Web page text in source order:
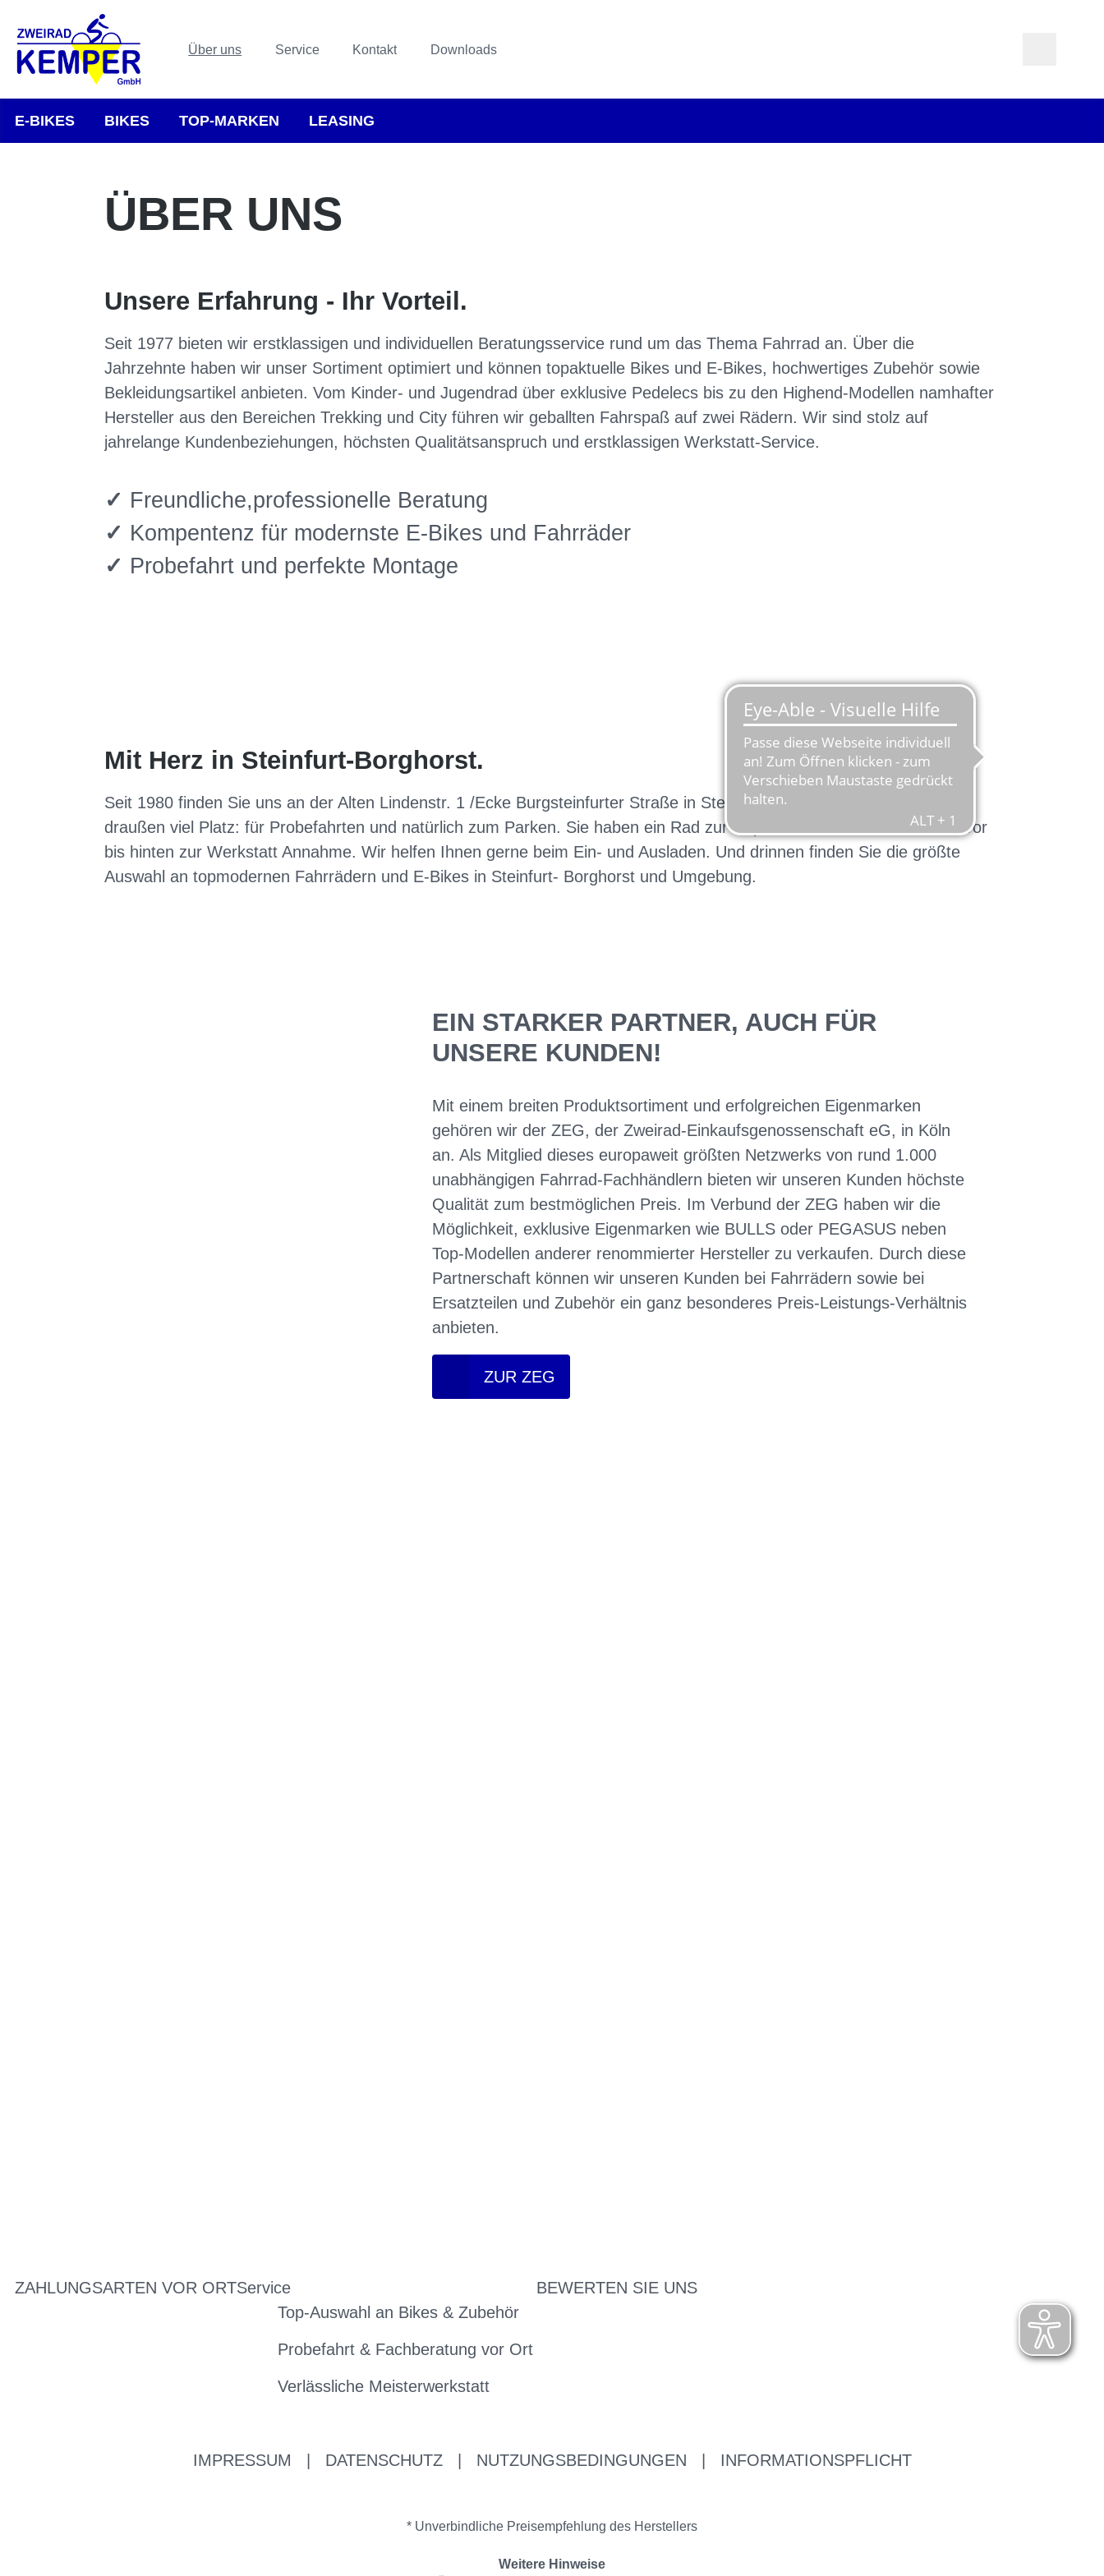
Über uns Service Kontakt Downloads
E-BIKES BIKES TOP-MARKEN LEASING
ÜBER UNS
Unsere Erfahrung - Ihr Vorteil.
Seit 1977 bieten wir erstklassigen und individuellen Beratungsservice rund um das Thema Fahrrad an. Über die
Jahrzehnte haben wir unser Sortiment optimiert und können topaktuelle Bikes und E-Bikes, hochwertiges Zubehör sowie
Bekleidungsartikel anbieten. Vom Kinder- und Jugendrad über exklusive Pedelecs bis zu den Highend-Modellen namhafter
Hersteller aus den Bereichen Trekking und City führen wir geballten Fahrspaß auf zwei Rädern. Wir sind stolz auf
jahrelange Kundenbeziehungen, höchsten Qualitätsanspruch und erstklassigen Werkstatt-Service.
✓ Freundliche,professionelle Beratung
✓ Kompentenz für modernste E-Bikes und Fahrräder
✓ Probefahrt und perfekte Montage
Mit Herz in Steinfurt-Borghorst.
Seit 1980 finden Sie uns an der Alten Lindenstr. 1 /Ecke Burgsteinfurter Straße in Steinfurt-Borghorst. Wir haben auch
draußen viel Platz: für Probefahrten und natürlich zum Parken. Sie haben ein Rad zur Reparatur im Auto? Fahren Sie vor
bis hinten zur Werkstatt Annahme. Wir helfen Ihnen gerne beim Ein- und Ausladen. Und drinnen finden Sie die größte
Auswahl an topmodernen Fahrrädern und E-Bikes in Steinfurt- Borghorst und Umgebung.
EIN STARKER PARTNER, AUCH FÜR
UNSERE KUNDEN!
Mit einem breiten Produktsortiment und erfolgreichen Eigenmarken
gehören wir der ZEG, der Zweirad-Einkaufsgenossenschaft eG, in Köln
an. Als Mitglied dieses europaweit größten Netzwerks von rund 1.000
unabhängigen Fahrrad-Fachhändlern bieten wir unseren Kunden höchste
Qualität zum bestmöglichen Preis. Im Verbund der ZEG haben wir die
Möglichkeit, exklusive Eigenmarken wie BULLS oder PEGASUS neben
Top-Modellen anderer renommierter Hersteller zu verkaufen. Durch diese
Partnerschaft können wir unseren Kunden bei Fahrrädern sowie bei
Ersatzteilen und Zubehör ein ganz besonderes Preis-Leistungs-Verhältnis
anbieten.
ZUR ZEG
ZAHLUNGSARTEN VOR ORTService
Top-Auswahl an Bikes & Zubehör
Probefahrt & Fachberatung vor Ort
Verlässliche Meisterwerkstatt
BEWERTEN SIE UNS
IMPRESSUM DATENSCHUTZ NUTZUNGSBEDINGUNGEN INFORMATIONSPFLICHT
* Unverbindliche Preisempfehlung des Herstellers
Weitere Hinweise